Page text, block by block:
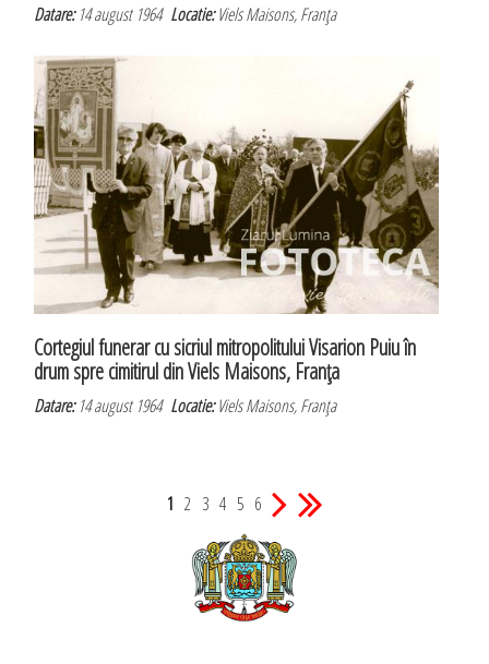
Datare:14 august 1964Locatie:Viels Maisons, Franţa
Cortegiul funerar cu sicriul mitropolitului Visarion Puiu în
drum spre cimitirul din Viels Maisons, Franţa
Datare:14 august 1964Locatie:Viels Maisons, Franţa
1 2 3 4 5 6